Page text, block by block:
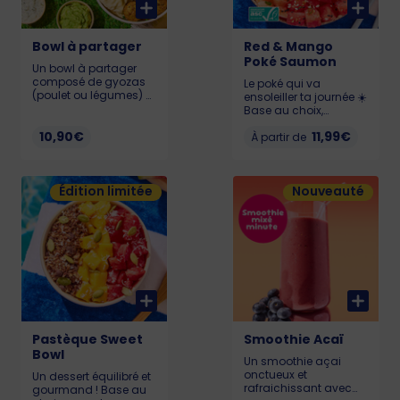
Bowl à partager
Un bowl à partager
composé de gyozas
(poulet ou légumes) et
sauces gourmandes
saveurs. Allergènes :
Gluten, soja, sésame
753 kcal
10,90€
Red & Mango
Poké Saumon
Le poké qui va
ensoleiller ta journée ☀️
Base au choix,
de mangue 🥭,
(Saumon certifié ASC)
Allergènes : Poisson,
gluten, soja, lait,
sésame KCAL : LIL :
526 - MED : 719 - BIG :
990
À partir de 11,99€
Pastèque Sweet
Bowl
Un dessert équilibré et
gourmand ! Base au
Édition limitée
Smoothie Acaï
Un smoothie açai
onctueux et
rafraichissant avec
Nouveauté